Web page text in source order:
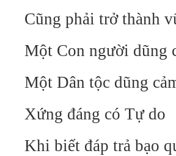
Cũng phải trở thành
Một Con người dũng
Một Dân tộc dũng
Xứng đáng có Tự do
Khi biết đáp trả bạo